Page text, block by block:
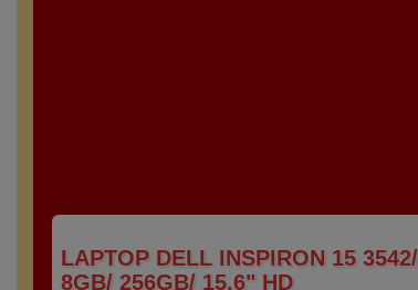
LAPTOP DELL INSPIRON 15
8GB/ 256GB/ 15.6" HD